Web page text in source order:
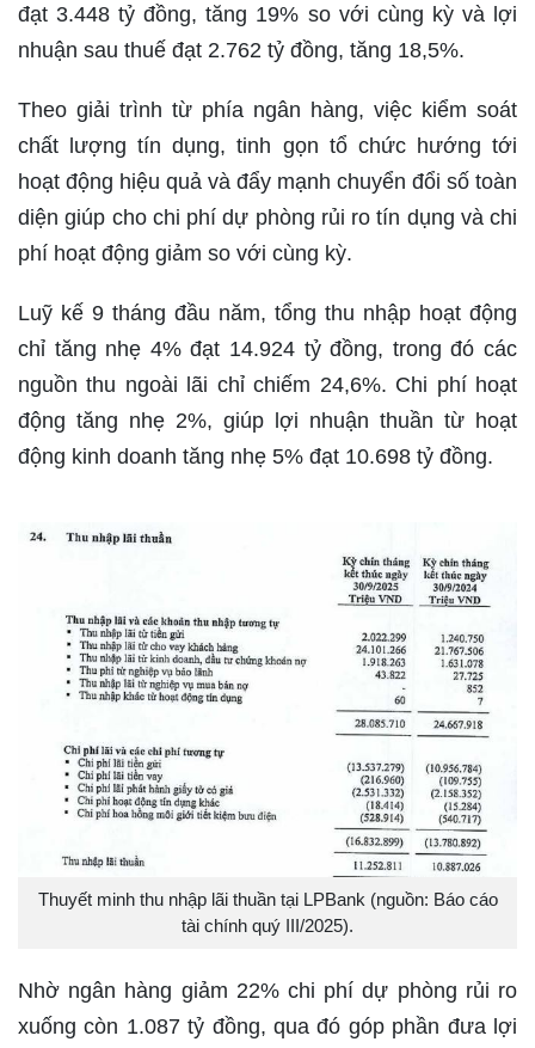
đạt 3.448 tỷ đồng, tăng 19% so với cùng kỳ và lợi
nhuận sau thuế đạt 2.762 tỷ đồng, tăng 18,5%.
Theo giải trình từ phía ngân hàng, việc kiểm soát
chất lượng tín dụng, tinh gọn tổ chức hướng tới
hoạt động hiệu quả và đẩy mạnh chuyển đổi số toàn
diện giúp cho chi phí dự phòng rủi ro tín dụng và chi
phí hoạt động giảm so với cùng kỳ.
Luỹ kế 9 tháng đầu năm, tổng thu nhập hoạt động
chỉ tăng nhẹ 4% đạt 14.924 tỷ đồng, trong đó các
nguồn thu ngoài lãi chỉ chiếm 24,6%. Chi phí hoạt
động tăng nhẹ 2%, giúp lợi nhuận thuần từ hoạt
động kinh doanh tăng nhẹ 5% đạt 10.698 tỷ đồng.
Thuyết minh thu nhập lãi thuần tại LPBank (nguồn: Báo cáo
tài chính quý III/2025).
Nhờ ngân hàng giảm 22% chi phí dự phòng rủi ro
xuống còn 1.087 tỷ đồng, qua đó góp phần đưa lợi